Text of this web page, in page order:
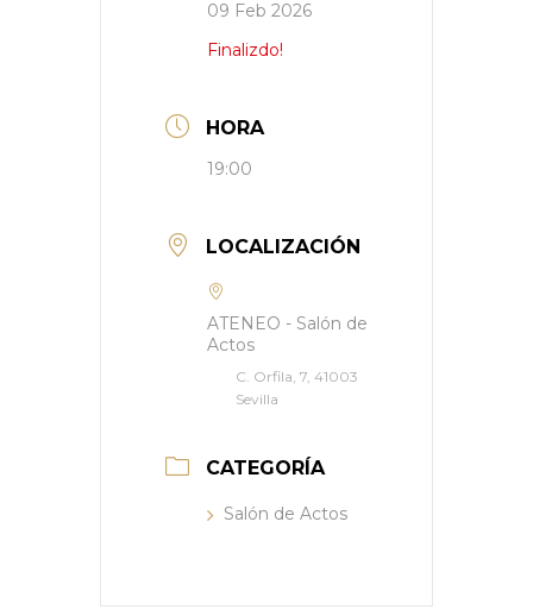
09 Feb 2026
Finalizdo!
HORA
19:00
LOCALIZACIÓN
ATENEO - Salón de
Actos
C. Orfila, 7, 41003
Sevilla
CATEGORÍA
Salón de Actos